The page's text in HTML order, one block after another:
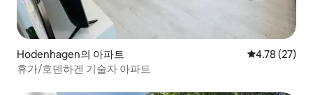
Hodenhagen의 아파트 평점 4.78점
4.78 (27)
휴가/호덴하겐 기술자 아파트